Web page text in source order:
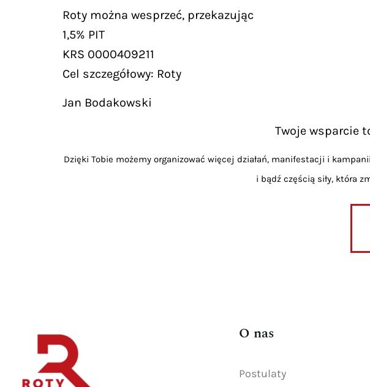
Roty można wesprzeć, przekazując
1,5% PIT
KRS 0000409211
Cel szczegółowy: Roty
Jan Bodakowski
Twoje wsparcie
Dzięki Tobie możemy organizować więcej działań, manifestacji i
i bądź częścią siły, która
O nas
Postulaty